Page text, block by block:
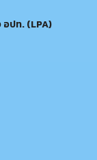
อปท. (LPA)